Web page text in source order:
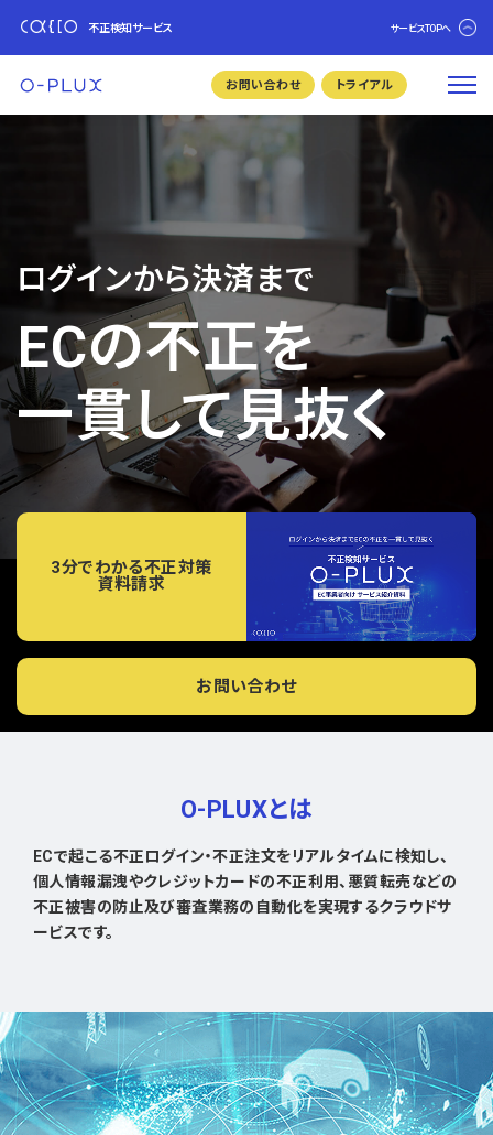
不正検知サービス サービスTOPへ
お問い合わせ トライアル
ログインから決済まで
ECの不正を
一貫して見抜く
3分でわかる不正対策
資料請求
お問い合わせ
O-PLUXとは
ECで起こる不正ログイン・不正注文をリアルタイムに検知し、
個人情報漏洩やクレジットカードの不正利用、悪質転売などの
不正被害の防止及び審査業務の自動化を実現するクラウドサ
ービスです。